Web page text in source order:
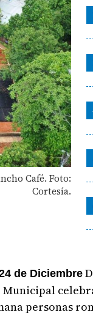
Café. Foto:
Cortesía.
de Diciembre
personas